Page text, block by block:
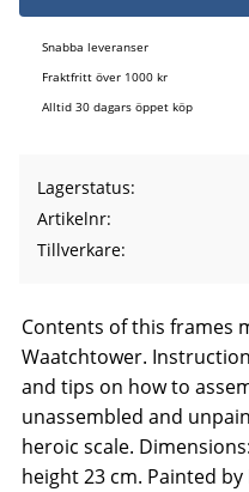
Snabba leveranser
Fraktfritt över 1000 kr
Alltid 30 dagars öppet köp
Lagerstatus
Artikelnr
Tillverkare
Contents of this frames
Waatchtower.
and tips on how to
unassembled and
heroic scale.
height 23 cm. Painted